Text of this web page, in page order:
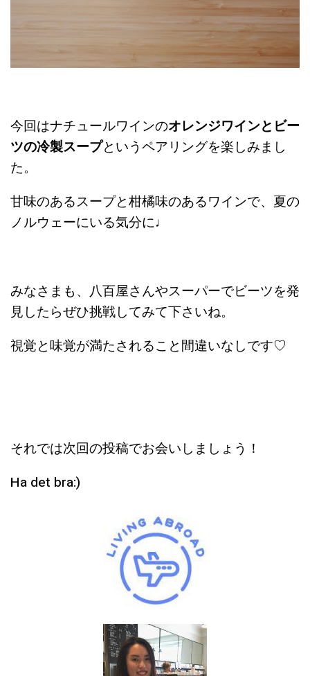
今回はナチュールワインのオレンジワインとビー
ツの冷製スープというペアリングを楽しみまし
た。
甘味のあるスープと柑橘味のあるワインで、夏の
ノルウェーにいる気分に♩
みなさまも、八百屋さんやスーパーでビーツを発
見したらぜひ挑戦してみて下さいね。
視覚と味覚が満たされること間違いなしです♡
それでは次回の投稿でお会いしましょう！
Ha det bra:)